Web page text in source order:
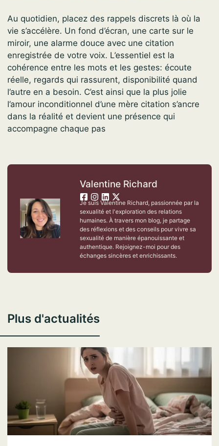
Au quotidien, placez des rappels discrets là où la
vie s’accélère. Un fond d’écran, une carte sur le
miroir, une alarme douce avec une citation
enregistrée de votre voix. L’essentiel est la
cohérence entre les mots et les gestes: écoute
réelle, regards qui rassurent, disponibilité quand
l’autre en a besoin. C’est ainsi que la plus jolie
l’amour inconditionnel d’une mère citation s’ancre
dans la réalité et devient une présence qui
accompagne chaque pas
Valentine Richard
Je suis Valentine Richard, passionnée par la
sexualité et l'exploration des relations
humaines. À travers mon blog, je partage
des réflexions et des conseils pour vivre sa
sexualité de manière épanouissante et
authentique. Rejoignez-moi pour des
échanges sincères et enrichissants.
Plus d'actualités